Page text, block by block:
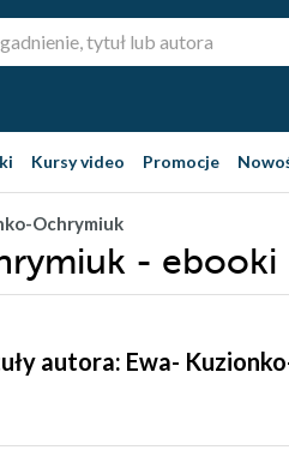
Kursy video Promocje
Ochrymiuk
- ebooki
autora: Ewa-